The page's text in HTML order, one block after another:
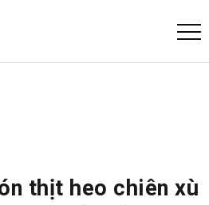
thịt heo chiên xù